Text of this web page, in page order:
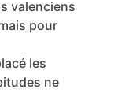
Avec un
fois et une
supérieure
hybride a